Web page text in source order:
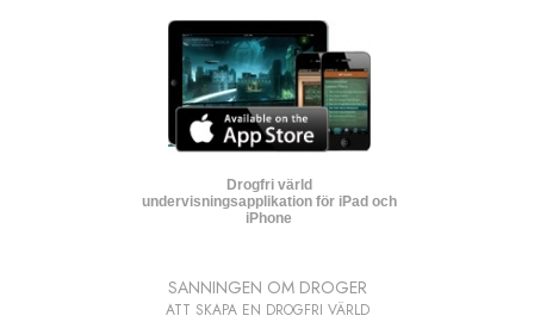
Drogfri värld
undervisningsapplikation för iPad och
iPhone
SANNINGEN OM DROGER
ATT SKAPA EN DROGFRI VÄRLD